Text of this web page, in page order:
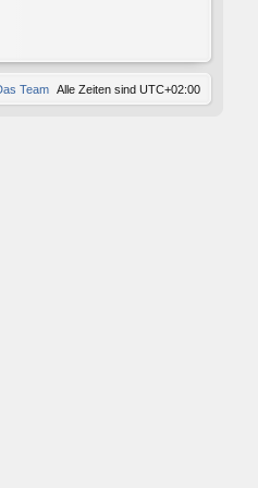
Alle Zeiten sind UTC+02:00
Team